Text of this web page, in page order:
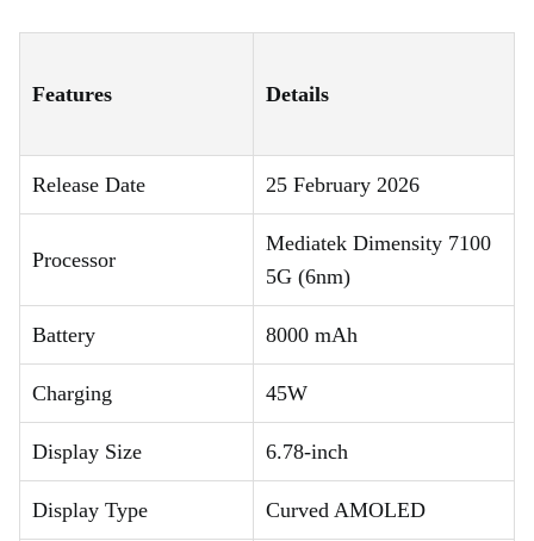
Features Details
Release Date 25 February 2026
Processor
Mediatek Dimensity 7100
5G (6nm)
Battery 8000 mAh
Charging 45W
Display Size 6.78-inch
Display Type Curved AMOLED